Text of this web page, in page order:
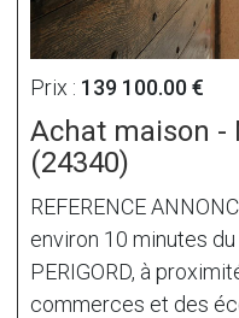
Prix : 139 100.00 €
Achat maison -
(24340)
REFERENCE
environ 10 minutes
PERIGORD, à
commerces et des